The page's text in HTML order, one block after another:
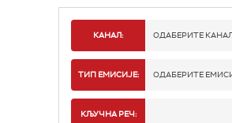
КАНАЛ: ОДАБЕРИТЕ
РАДИО
ТИП ЕМИСИЈЕ: ОДАБЕРИТЕ
КЉУЧНА РЕЧ: